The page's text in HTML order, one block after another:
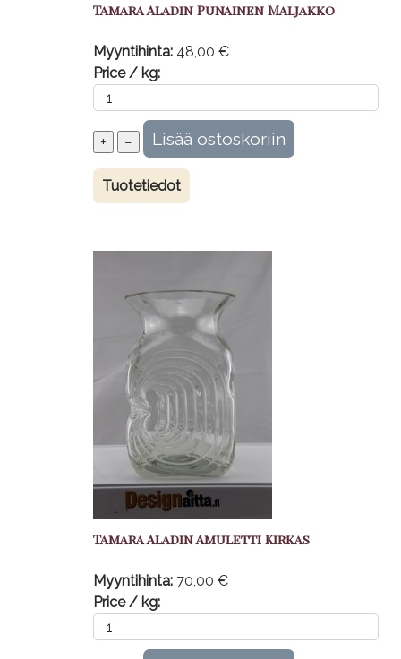
Tamara Aladin Punainen Maljakko
Myyntihinta: 48,00 €
Price / kg:
Tuotetiedot
Tamara Aladin Amuletti Kirkas
Myyntihinta: 70,00 €
Price / kg: